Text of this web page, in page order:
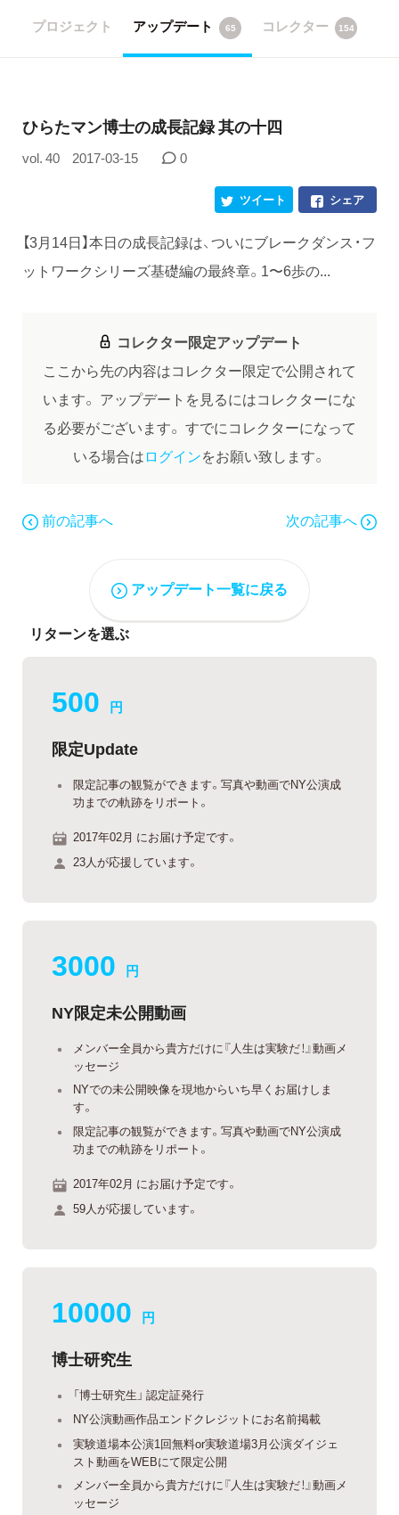
プロジェクト アップデート 65 コレクター 154
ひらたマン博士の成長記録 其の十四
vol. 40 2017-03-15 0
シェア
ツイート
【3月14日】本日の成長記録は、ついにブレークダンス・フ
ットワークシリーズ基礎編の最終章。1〜6歩の...
コレクター限定アップデート
ここから先の内容はコレクター限定で公開されて
います。 アップデートを見るにはコレクターにな
る必要がございます。 すでにコレクターになって
いる場合はログインをお願い致します。
前の記事へ 次の記事へ
アップデート一覧に戻る
リターンを選ぶ
500 円
限定Update
限定記事の観覧ができます。写真や動画でNY公演成
功までの軌跡をリポート。
2017年02月 にお届け予定です。
23人が応援しています。
3000 円
NY限定未公開動画
メンバー全員から貴方だけに『人生は実験だ！』動画メ
ッセージ
NYでの未公開映像を現地からいち早くお届けしま
す。
限定記事の観覧ができます。写真や動画でNY公演成
功までの軌跡をリポート。
2017年02月 にお届け予定です。
59人が応援しています。
10000 円
博士研究生
「博士研究生」 認定証発行
NY公演動画作品エンドクレジットにお名前掲載
実験道場本公演1回無料or実験道場3月公演ダイジェ
スト動画をWEBにて限定公開
メンバー全員から貴方だけに『人生は実験だ！』動画メ
ッセージ